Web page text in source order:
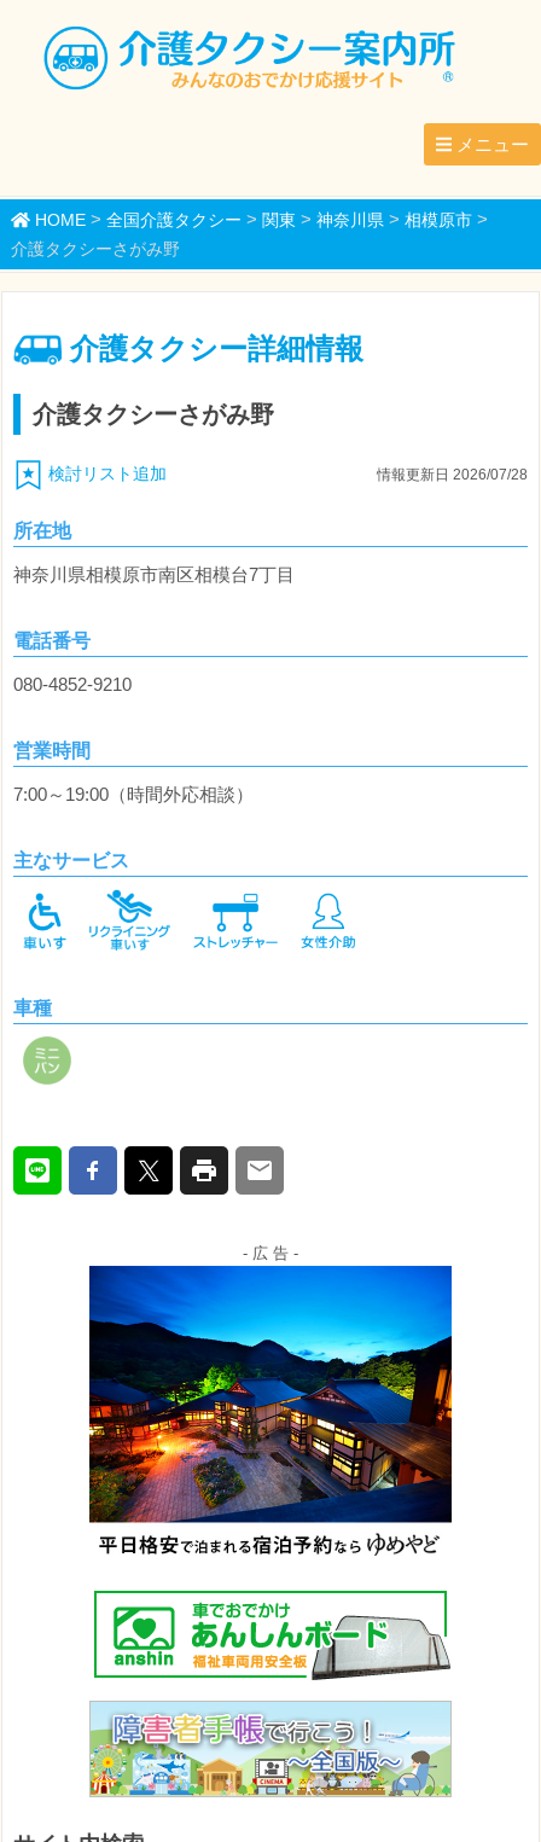
メニュー
HOME> 全国介護タクシー > 関東 > 神奈川県> 相模原市>
介護タクシーさがみ野
介護タクシー詳細情報
介護タクシーさがみ野
検討リスト追加 情報更新日 2026/07/28
所在地
神奈川県相模原市南区相模台7丁目
電話番号
080-4852-9210
営業時間
7:00～19:00（時間外応相談）
主なサービス
車種
- 広 告 -